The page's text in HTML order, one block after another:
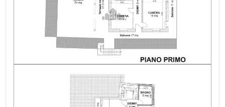
Piani totali: 3
Riscaldamento: Autonomo
Posto auto: Coperto
Assenza barriere architettoniche: Si
Infissi: legno/doppio vetro